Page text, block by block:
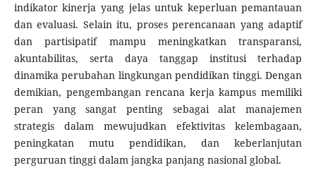
indikator kinerja yang jelas untuk keperluan pemantauan
dan evaluasi. Selain itu, proses perencanaan yang adaptif
dan partisipatif mampu meningkatkan transparansi,
akuntabilitas, serta daya tanggap institusi terhadap
dinamika perubahan lingkungan pendidikan tinggi. Dengan
demikian, pengembangan rencana kerja kampus memiliki
peran yang sangat penting sebagai alat manajemen
strategis dalam mewujudkan efektivitas kelembagaan,
peningkatan mutu pendidikan, dan keberlanjutan
perguruan tinggi dalam jangka panjang nasional global.